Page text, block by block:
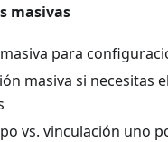
masivas
para
masiva si necesitas
vs. vinculación uno